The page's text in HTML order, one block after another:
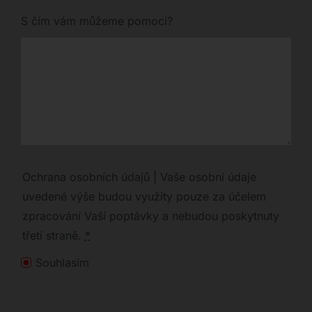
S čím vám můžeme pomoci?
Ochrana osobních údajů | Vaše osobní údaje
uvedené výše budou využity pouze za účelem
zpracování Vaší poptávky a nebudou poskytnuty
třetí straně. *
Souhlasím